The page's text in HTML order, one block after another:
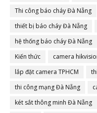
Thi công báo cháy Đà Nẵng
thiết bị báo cháy Đà Nẵng
hệ thống báo cháy Đà Nẵng
Kiến thức
camera
lắp đặt camera TPHCM
thi công mạng Đà Nẵng
két sắt thông minh Đà Nẵng